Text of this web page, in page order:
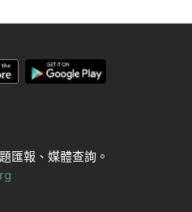
匯報、媒體查詢。